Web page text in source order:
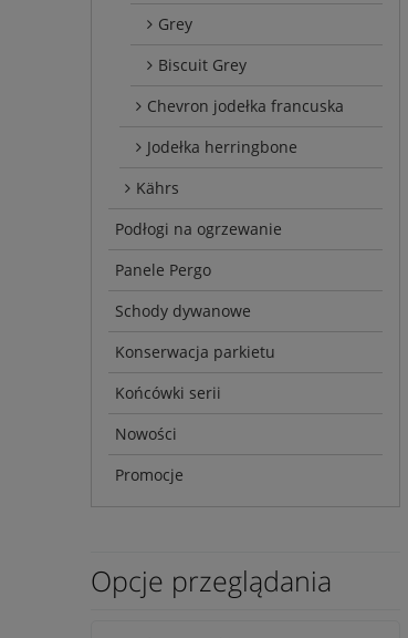
Grey
Biscuit Grey
Chevron jodełka francuska
Jodełka herringbone
Kährs
Podłogi na ogrzewanie
Panele Pergo
Schody dywanowe
Konserwacja parkietu
Końcówki serii
Nowości
Promocje
Opcje przeglądania